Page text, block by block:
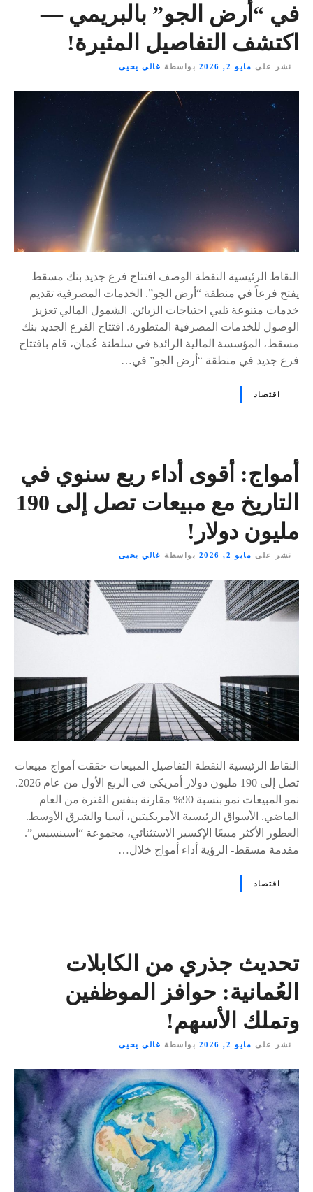
في “أرض الجو” بالبريمي —
اكتشف التفاصيل المثيرة!
نشر على مايو 2, 2026 بواسطة غالي يحيى
النقاط الرئيسية النقطة الوصف افتتاح فرع جديد بنك مسقط
يفتح فرعاً في منطقة “أرض الجو”. الخدمات المصرفية تقديم
خدمات متنوعة تلبي احتياجات الزبائن. الشمول المالي تعزيز
الوصول للخدمات المصرفية المتطورة. افتتاح الفرع الجديد بنك
مسقط، المؤسسة المالية الرائدة في سلطنة عُمان، قام بافتتاح
فرع جديد في منطقة “أرض الجو” في…
اقتصاد
أمواج: أقوى أداء ربع سنوي في
التاريخ مع مبيعات تصل إلى 190
مليون دولار!
نشر على مايو 2, 2026 بواسطة غالي يحيى
النقاط الرئيسية النقطة التفاصيل المبيعات حققت أمواج مبيعات
تصل إلى 190 مليون دولار أمريكي في الربع الأول من عام 2026.
نمو المبيعات نمو بنسبة 90% مقارنة بنفس الفترة من العام
الماضي. الأسواق الرئيسية الأمريكيتين، آسيا والشرق الأوسط.
العطور الأكثر مبيعًا الإكسير الاستثنائي، مجموعة “اسينسيس”.
مقدمة مسقط- الرؤية أداء أمواج خلال…
اقتصاد
تحديث جذري من الكابلات
العُمانية: حوافز الموظفين
وتملك الأسهم!
نشر على مايو 2, 2026 بواسطة غالي يحيى